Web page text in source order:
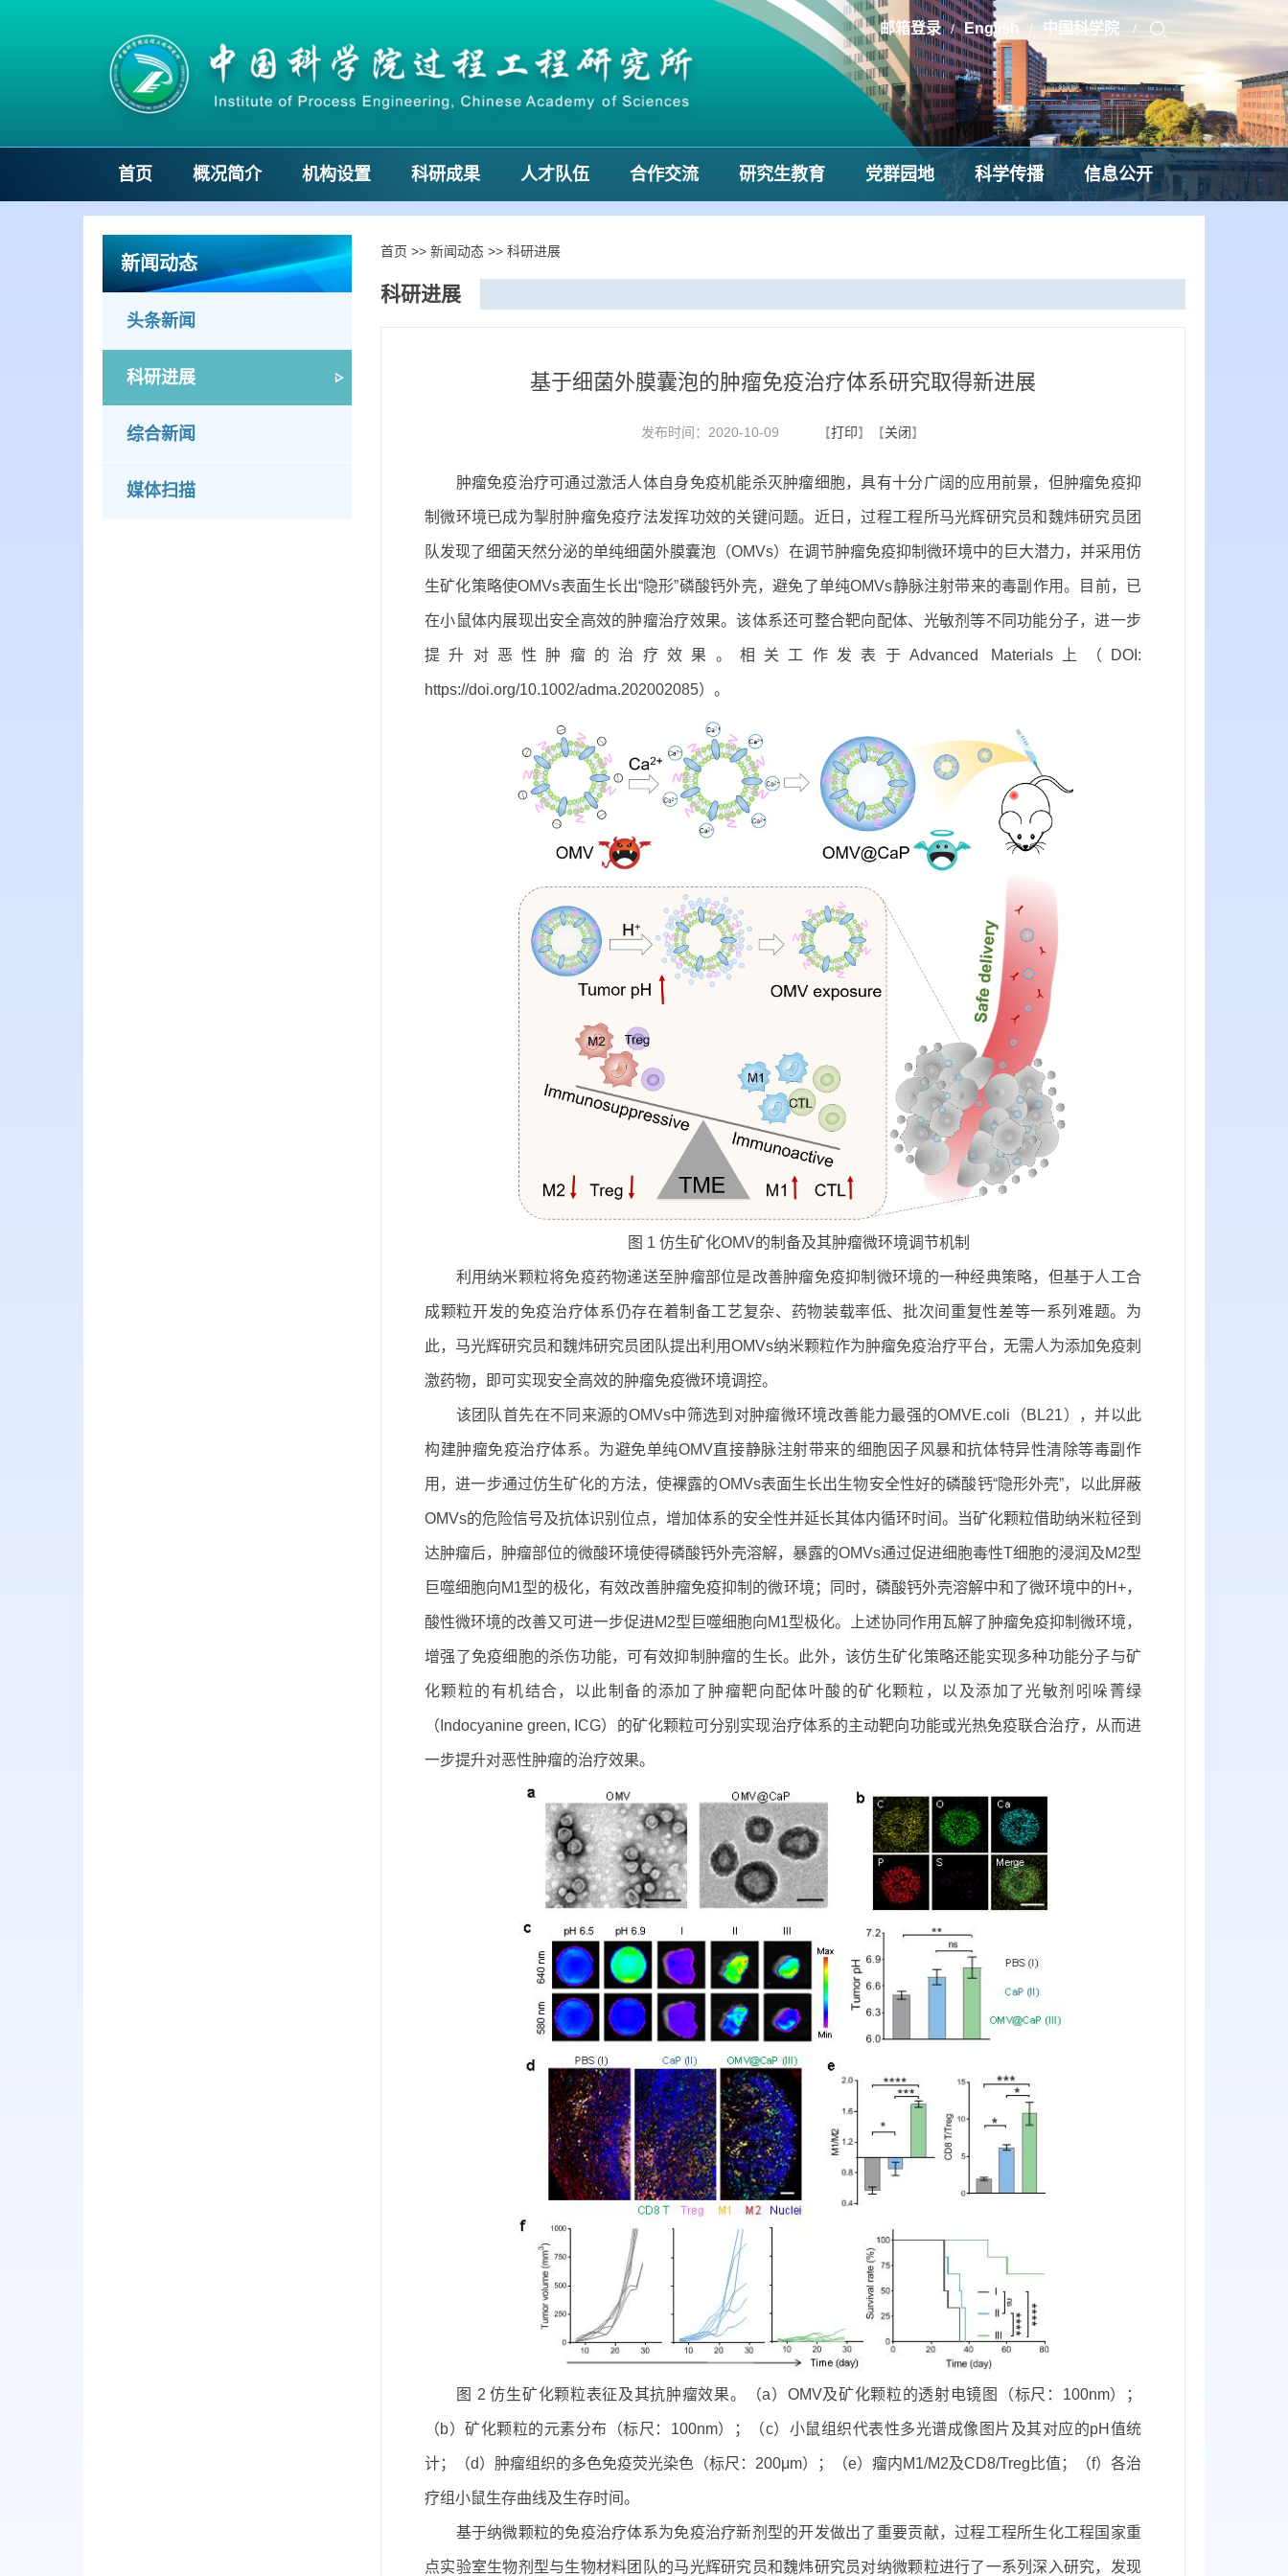
邮箱登录 / English / 中国科学院 /
首页 概况简介 机构设置 科研成果 人才队伍 合作交流 研究生教育 党群园地 科学传播 信息公开
新闻动态
头条新闻
科研进展
综合新闻
媒体扫描
首页 >> 新闻动态 >> 科研进展
科研进展
基于细菌外膜囊泡的肿瘤免疫治疗体系研究取得新进展
发布时间：2020-10-09 【打印】【关闭】
肿瘤免疫治疗可通过激活人体自身免疫机能杀灭肿瘤细胞，具有十分广阔的应用前景，但肿瘤免疫抑
制微环境已成为掣肘肿瘤免疫疗法发挥功效的关键问题。近日，过程工程所马光辉研究员和魏炜研究员团
队发现了细菌天然分泌的单纯细菌外膜囊泡（OMVs）在调节肿瘤免疫抑制微环境中的巨大潜力，并采用仿
生矿化策略使OMVs表面生长出“隐形”磷酸钙外壳，避免了单纯OMVs静脉注射带来的毒副作用。目前，已
在小鼠体内展现出安全高效的肿瘤治疗效果。该体系还可整合靶向配体、光敏剂等不同功能分子，进一步
提升对恶性肿瘤的治疗效果。相关工作发表于Advanced Materials上（DOI:
https://doi.org/10.1002/adma.202002085）。
图 1 仿生矿化OMV的制备及其肿瘤微环境调节机制
利用纳米颗粒将免疫药物递送至肿瘤部位是改善肿瘤免疫抑制微环境的一种经典策略，但基于人工合
成颗粒开发的免疫治疗体系仍存在着制备工艺复杂、药物装载率低、批次间重复性差等一系列难题。为
此，马光辉研究员和魏炜研究员团队提出利用OMVs纳米颗粒作为肿瘤免疫治疗平台，无需人为添加免疫刺
激药物，即可实现安全高效的肿瘤免疫微环境调控。
该团队首先在不同来源的OMVs中筛选到对肿瘤微环境改善能力最强的OMVE.coli（BL21），并以此
构建肿瘤免疫治疗体系。为避免单纯OMV直接静脉注射带来的细胞因子风暴和抗体特异性清除等毒副作
用，进一步通过仿生矿化的方法，使裸露的OMVs表面生长出生物安全性好的磷酸钙“隐形外壳”，以此屏蔽
OMVs的危险信号及抗体识别位点，增加体系的安全性并延长其体内循环时间。当矿化颗粒借助纳米粒径到
达肿瘤后，肿瘤部位的微酸环境使得磷酸钙外壳溶解，暴露的OMVs通过促进细胞毒性T细胞的浸润及M2型
巨噬细胞向M1型的极化，有效改善肿瘤免疫抑制的微环境；同时，磷酸钙外壳溶解中和了微环境中的H+，
酸性微环境的改善又可进一步促进M2型巨噬细胞向M1型极化。上述协同作用瓦解了肿瘤免疫抑制微环境，
增强了免疫细胞的杀伤功能，可有效抑制肿瘤的生长。此外，该仿生矿化策略还能实现多种功能分子与矿
化颗粒的有机结合，以此制备的添加了肿瘤靶向配体叶酸的矿化颗粒，以及添加了光敏剂吲哚菁绿
（Indocyanine green, ICG）的矿化颗粒可分别实现治疗体系的主动靶向功能或光热免疫联合治疗，从而进
一步提升对恶性肿瘤的治疗效果。
图 2 仿生矿化颗粒表征及其抗肿瘤效果。（a）OMV及矿化颗粒的透射电镜图（标尺：100nm）；
（b）矿化颗粒的元素分布（标尺：100nm）；（c）小鼠组织代表性多光谱成像图片及其对应的pH值统
计；（d）肿瘤组织的多色免疫荧光染色（标尺：200μm）；（e）瘤内M1/M2及CD8/Treg比值；（f）各治
疗组小鼠生存曲线及生存时间。
基于纳微颗粒的免疫治疗体系为免疫治疗新剂型的开发做出了重要贡献，过程工程所生化工程国家重
点实验室生物剂型与生物材料团队的马光辉研究员和魏炜研究员对纳微颗粒进行了一系列深入研究，发现